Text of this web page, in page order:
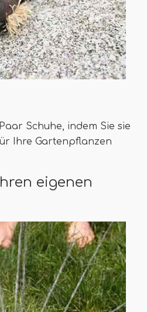
Schuhe, indem Sie sie
Ihre Gartenpflanzen
eigenen